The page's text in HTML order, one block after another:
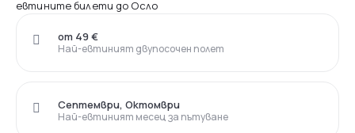
евтините билети до Осло
Най-евтиният двупосочен полет
от 49 €
Най-евтиният месец за пътуване
Септември, Октомври